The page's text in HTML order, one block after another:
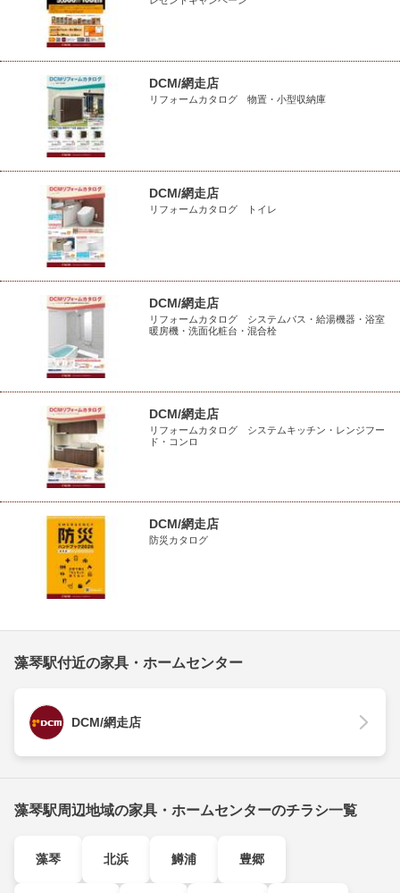
DCM/網走店
リフォームカタログ 物置・小型収納庫
DCM/網走店
リフォームカタログ トイレ
DCM/網走店
リフォームカタログ システムバス・給湯機器・浴室
暖房機・洗面化粧台・混合栓
DCM/網走店
リフォームカタログ システムキッチン・レンジフー
ド・コンロ
DCM/網走店
防災カタログ
藻琴駅付近の家具・ホームセンター
DCM/網走店
藻琴駅周辺地域の家具・ホームセンターのチラシ一覧
藻琴 北浜 鱒浦 豊郷